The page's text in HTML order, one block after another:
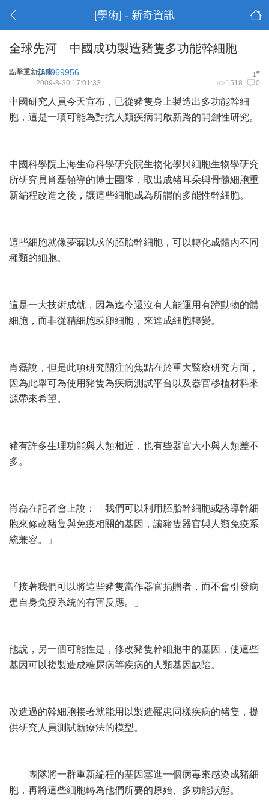
[學術] - 新奇資訊
全球先河 中國成功製造豬隻多功能幹細胞
點擊重新加載 1#
qa5969956
1518 0
2009-8-30 17:01:33
中國研究人員今天宣布，已從豬隻身上製造出多功能幹細
胞，這是一項可能為對抗人類疾病開啟新路的開創性研究。
中國科學院上海生命科學研究院生物化學與細胞生物學研究
所研究員肖磊領導的博士團隊，取出成豬耳朵與骨髓細胞重
新編程改造之後，讓這些細胞成為所謂的多能性幹細胞。
這些細胞就像夢寐以求的胚胎幹細胞，可以轉化成體內不同
種類的細胞。
這是一大技術成就，因為迄今還沒有人能運用有蹄動物的體
細胞，而非從精細胞或卵細胞，來達成細胞轉變。
肖磊說，但是此項研究關注的焦點在於重大醫療研究方面，
因為此舉可為使用豬隻為疾病測試平台以及器官移植材料來
源帶來希望。
豬有許多生理功能與人類相近，也有些器官大小與人類差不
多。
肖磊在記者會上說：「我們可以利用胚胎幹細胞或誘導幹細
胞來修改豬隻與免疫相關的基因，讓豬隻器官與人類免疫系
統兼容。」
「接著我們可以將這些豬隻當作器官捐贈者，而不會引發病
患自身免疫系統的有害反應。」
他說，另一個可能性是，修改豬隻幹細胞中的基因，使這些
基因可以複製造成糖尿病等疾病的人類基因缺陷。
改造過的幹細胞接著就能用以製造罹患同樣疾病的豬隻，提
供研究人員測試新療法的模型。
團隊將一群重新編程的基因塞進一個病毒來感染成豬細
胞，再將這些細胞轉為他們所要的原始、多功能狀態。